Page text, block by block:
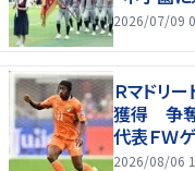
2026/07/09
Ｒマドリ
獲得 争奪
代表ＦＷ
2026/08/06